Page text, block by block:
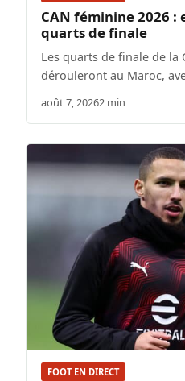
CAN féminine 2026
quarts de finale
Les quarts de finale de la
dérouleront au Maroc,
août 7, 20262 min
FOOT EN DIRECT